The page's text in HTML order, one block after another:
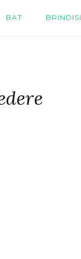
BAT BRINDISI